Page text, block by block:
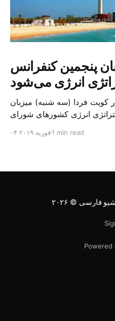
پنجمین کنفرانس
انرژی می‌شود
فردا (سه شنبه) میزبان
انرژی کشورهای شورای
نفت و گاز در این کنفرانس
۰۴ فوریه ۲۰۱۹1 min read
فارسی © ۲۰۲۶
Powered